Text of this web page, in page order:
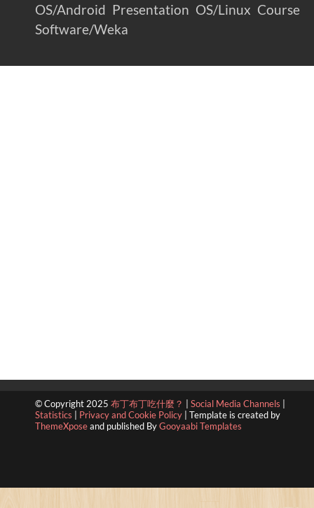
OS/Android Presentation OS/Linux Course
Software/Weka
© Copyright 2025 布丁布丁吃什麼？ Social Media Channels
Statistics
Privacy and Cookie Policy
Template is created by
ThemeXposeand published ByGooyaabi Templates